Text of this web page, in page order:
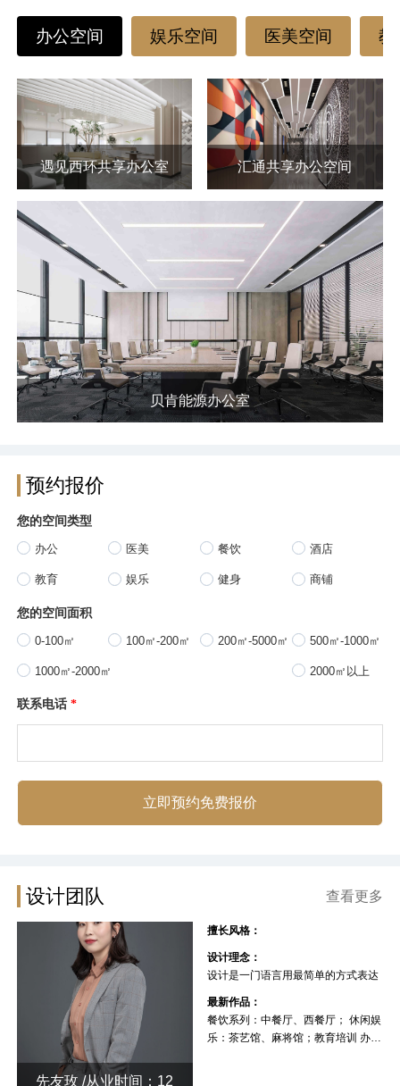
办公空间 娱乐空间 医美空间 教
遇见西环共享办公室 汇通共享办公空间
贝肯能源办公室
预约报价
您的空间类型
办公 医美 餐饮 酒店
教育 娱乐 健身 商铺
您的空间面积
0-100㎡ 100㎡-200㎡ 200㎡-5000㎡ 500㎡-1000㎡
1000㎡-2000㎡ 2000㎡以上
联系电话 *
立即预约免费报价
设计团队 查看更多
先友玫 /从业时间：12
擅长风格：
设计理念：
设计是一门语言用最简单的方式表达
最新作品：
餐饮系列：中餐厅、西餐厅； 休闲娱
乐：茶艺馆、麻将馆；教育培训 办公